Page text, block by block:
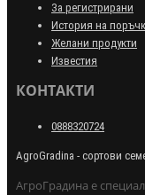
За регистрирани
История на
Желани продукти
Известия
КОНТАКТИ
0888320724
AgroGradina - сортови
АгроГрадина е